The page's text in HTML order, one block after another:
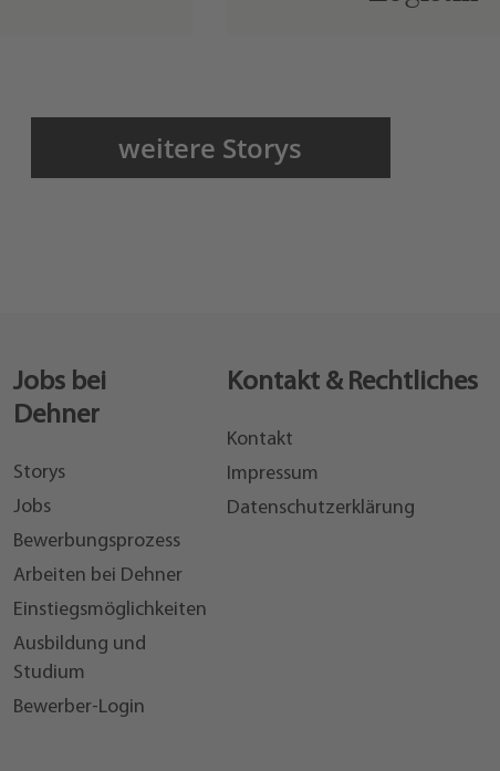
weitere Storys
Jobs bei
Dehner
Storys
Jobs
Bewerbungsprozess
Arbeiten bei Dehner
Einstiegsmöglichkeiten
Ausbildung und
Studium
Bewerber-Login
Kontakt & Rechtliches
Kontakt
Impressum
Datenschutzerklärung